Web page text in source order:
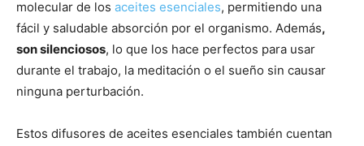
molecular de los aceites esenciales, permitiendo una
fácil y saludable absorción por el organismo. Además,
son silenciosos, lo que los hace perfectos para usar
durante el trabajo, la meditación o el sueño sin causar
ninguna perturbación.
Estos difusores de aceites esenciales también cuentan